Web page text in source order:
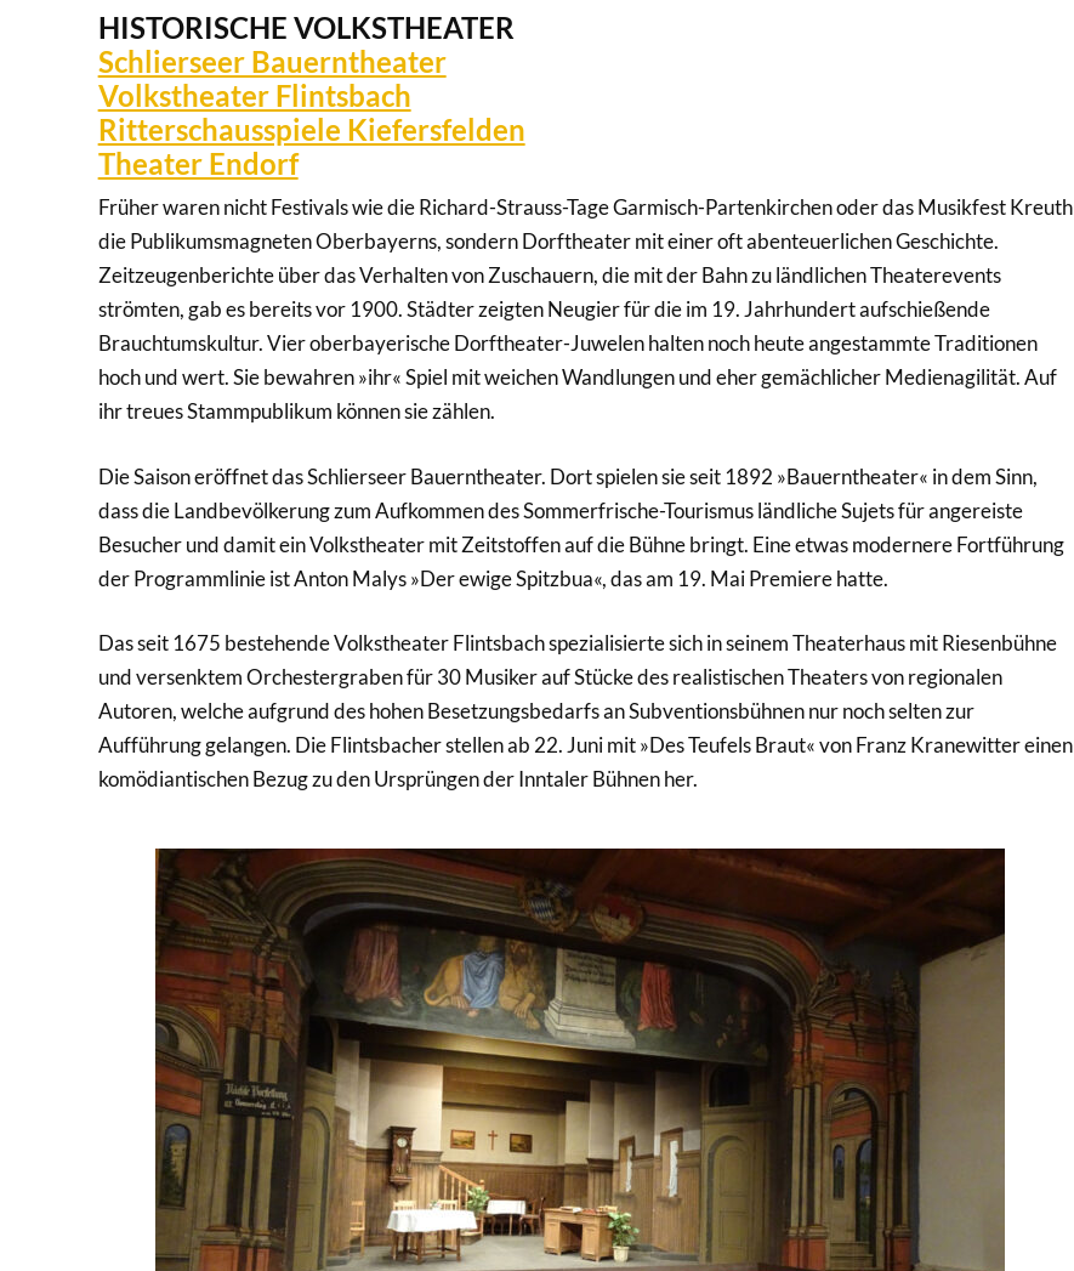
HISTORISCHE VOLKSTHEATER
Schlierseer Bauerntheater
Volkstheater Flintsbach
Ritterschausspiele Kiefersfelden
Theater Endorf
Früher waren nicht Festivals wie die Richard-Strauss-Tage Garmisch-Partenkirchen oder das Musikfest Kreuth
die Publikumsmagneten Oberbayerns, sondern Dorftheater mit einer oft abenteuerlichen Geschichte.
Zeitzeugenberichte über das Verhalten von Zuschauern, die mit der Bahn zu ländlichen Theaterevents
strömten, gab es bereits vor 1900. Städter zeigten Neugier für die im 19. Jahrhundert aufschießende
Brauchtumskultur. Vier oberbayerische Dorftheater-Juwelen halten noch heute angestammte Traditionen
hoch und wert. Sie bewahren »ihr« Spiel mit weichen Wandlungen und eher gemächlicher Medienagilität. Auf
ihr treues Stammpublikum können sie zählen.
Die Saison eröffnet das Schlierseer Bauerntheater. Dort spielen sie seit 1892 »Bauerntheater« in dem Sinn,
dass die Landbevölkerung zum Aufkommen des Sommerfrische-Tourismus ländliche Sujets für angereiste
Besucher und damit ein Volkstheater mit Zeitstoffen auf die Bühne bringt. Eine etwas modernere Fortführung
der Programmlinie ist Anton Malys »Der ewige Spitzbua«, das am 19. Mai Premiere hatte.
Das seit 1675 bestehende Volkstheater Flintsbach spezialisierte sich in seinem Theaterhaus mit Riesenbühne
und versenktem Orchestergraben für 30 Musiker auf Stücke des realistischen Theaters von regionalen
Autoren, welche aufgrund des hohen Besetzungsbedarfs an Subventionsbühnen nur noch selten zur
Aufführung gelangen. Die Flintsbacher stellen ab 22. Juni mit »Des Teufels Braut« von Franz Kranewitter einen
komödiantischen Bezug zu den Ursprüngen der Inntaler Bühnen her.